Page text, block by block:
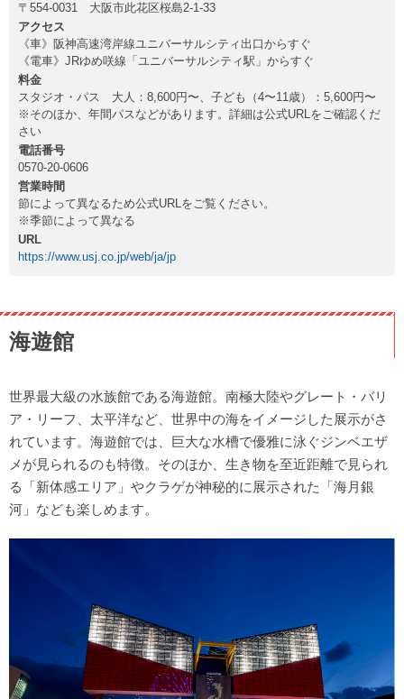
〒554-0031 大阪市此花区桜島2-1-33
アクセス
《車》阪神高速湾岸線ユニバーサルシティ出口からすぐ
《電車》JRゆめ咲線「ユニバーサルシティ駅」からすぐ
料金
スタジオ・パス 大人：8,600円〜、子ども（4〜11歳）：5,600円〜
※そのほか、年間パスなどがあります。詳細は公式URLをご確認くだ
さい
電話番号
0570-20-0606
営業時間
節によって異なるため公式URLをご覧ください。
※季節によって異なる
URL
https://www.usj.co.jp/web/ja/jp
海遊館
世界最大級の水族館である海遊館。南極大陸やグレート・バリ
ア・リーフ、太平洋など、世界中の海をイメージした展示がさ
れています。海遊館では、巨大な水槽で優雅に泳ぐジンベエザ
メが見られるのも特徴。そのほか、生き物を至近距離で見られ
る「新体感エリア」やクラゲが神秘的に展示された「海月銀
河」なども楽しめます。